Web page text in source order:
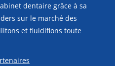
dentaire grâce à sa
sur le marché des
et fluidifions toute